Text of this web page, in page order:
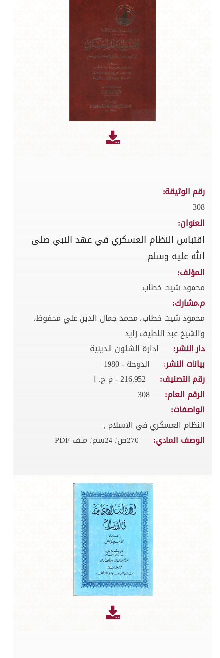
رقم الوثيقة:
308
العنوان:
اقتباس النظام العسكري في عهد النبي صلى
الله عليه وسلم
المؤلف:
محمود شيت خطاب
م.مشارك:
محمود شيت خطاب، محمد جمال الدين علي محفوظ،
والشيخ عبد اللطيف زايد
دار النشر:
ادارة الشئون الدينية
بيانات النشر:
الدوحة - 1980
رقم التصنيف:
216.952 - م ح. ا
الرقم العام:
308
الواصفات:
النظام العسكري في الاسلام ,
الوصف المادي:
270ص؛ 24سم؛ ملف PDF